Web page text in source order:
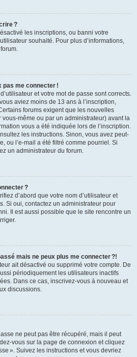
?
les inscriptions, ou banni votre
souhaité. Pour plus d’informations,
pas me connecter !
et votre mot de passe sont corrects.
aviez moins de 13 ans à l’inscription,
forums exigent que les nouvelles
même ou par un administrateur) avant la
vous a été indiquée lors de l’inscription.
les instructions. Sinon, vous avez peut-
ou l’e-mail a été filtré comme pourriel. Si
un administrateur du forum.
?
d’abord que votre nom d’utilisateur et
Si oui, contactez un administrateur pour
Il est aussi possible que le site rencontre un
mais ne peux plus me connecter ?!
ait désactivé ou supprimé votre compte. De
périodiquement les utilisateurs inactifs
Dans ce cas, inscrivez-vous à nouveau et
discussions.
ne peut pas être récupéré, mais il peut
vous sur la page de connexion et cliquez
». Suivez les instructions et vous devriez